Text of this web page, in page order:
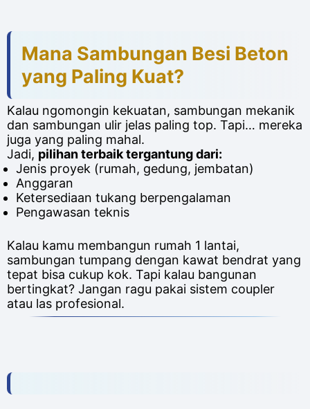
Mana Sambungan Besi Beton
yang Paling Kuat?
Kalau ngomongin kekuatan, sambungan mekanik
dan sambungan ulir jelas paling top. Tapi… mereka
juga yang paling mahal.
Jadi, pilihan terbaik tergantung dari:
Jenis proyek (rumah, gedung, jembatan)
Anggaran
Ketersediaan tukang berpengalaman
Pengawasan teknis
Kalau kamu membangun rumah 1 lantai,
sambungan tumpang dengan kawat bendrat yang
tepat bisa cukup kok. Tapi kalau bangunan
bertingkat? Jangan ragu pakai sistem coupler
atau las profesional.